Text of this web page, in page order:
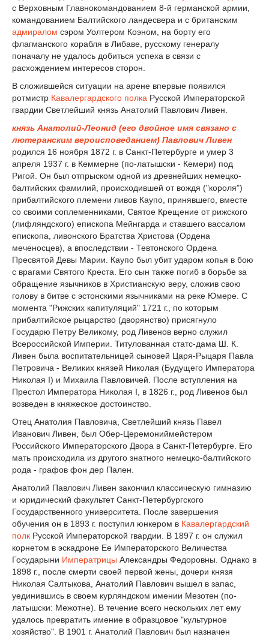
с Верховным Главнокомандованием 8-й германской армии,
командованием Балтийского ландесвера и с британским
адмиралом сэром Уолтером Коэном, на борту его
флагманского корабля в Либаве, русскому генералу
поначалу не удалось добиться успеха в связи с
расхождением интересов сторон.
В сложившейся ситуации на арене впервые появился
ротмистр Кавалергардского полка Русской Императорской
гвардии Светлейший князь Анатолий Павлович Ливен.
князь Анатолий-Леонид (его двойное имя связано с
лютеранским вероисповеданием) Павлович Ливен
родился 16 ноября 1872 г. в Санкт-Петербурге и умер 3
апреля 1937 г. в Кеммерне (по-латышски - Кемери) под
Ригой. Он был отпрыском одной из древнейших немецко-
балтийских фамилий, происходившей от вождя ("короля")
прибалтийского племени ливов Каупо, принявшего, вместе
со своими соплеменниками, Святое Крещение от рижского
(лифляндского) епископа Мейнгарда и ставшего вассалом
епископа, ливонского Братства Христова (Ордена
меченосцев), а впоследствии - Тевтонского Ордена
Пресвятой Девы Марии. Каупо был убит ударом копья в бою
с врагами Святого Креста. Его сын также погиб в борьбе за
обращение язычников в Христианскую веру, сложив свою
голову в битве с эстонскими язычниками на реке Юмере. С
момента "Рижских капитуляций" 1721 г., по которым
прибалтийское рыцарство (дворянство) присягнуло
Государю Петру Великому, род Ливенов верно служил
Всероссийской Империи. Титулованная статс-дама Ш. К.
Ливен была воспитательницей сыновей Царя-Рыцаря Павла
Петровича - Великих князей Николая (Будущего Императора
Николая I) и Михаила Павловичей. После вступления на
Престол Императора Николая I, в 1826 г., род Ливенов был
возведен в княжеское достоинство.
Отец Анатолия Павловича, Светлейший князь Павел
Иванович Ливен, был Обер-Церемониймейстером
Российского Императорского Двора в Санкт-Петербурге. Его
мать происходила из другого знатного немецко-балтийского
рода - графов фон дер Пален.
Анатолий Павлович Ливен закончил классическую гимназию
и юридический факультет Санкт-Петербургского
Государственного университета. После завершения
обучения он в 1893 г. поступил юнкером в Кавалергардский
полк Русской Императорской гвардии. В 1897 г. он служил
корнетом в эскадроне Ее Императорского Величества
Государыни Императрицы Александры Федоровны. Однако в
1898 г., после смерти своей первой жены, дочери князя
Николая Салтыкова, Анатолий Павлович вышел в запас,
уединившись в своем курляндском имении Мезотен (по-
латышски: Межотне). В течение всего нескольких лет ему
удалось превратить имение в образцовое "культурное
хозяйство". В 1901 г. Анатолий Павлович был назначен